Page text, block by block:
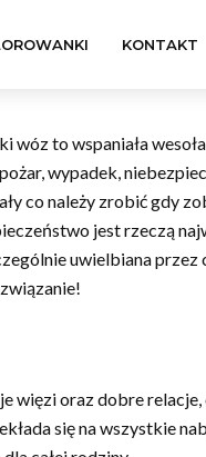
KONTAKT
to wspaniała
wypadek,
co należy zrobić gdy
jest rzeczą
uwielbiana
więzi oraz dobre
się na wszystkie